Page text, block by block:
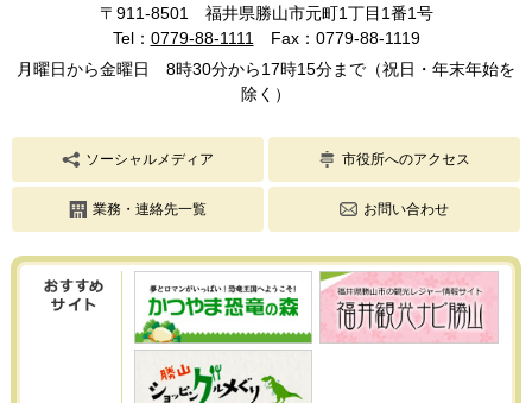
〒911-8501 福井県勝山市元町1丁目1番1号
Tel： 0779-88-1111Fax：0779-88-1119
月曜日から金曜日 8時30分から17時15分まで（祝日・年末年始を
除く）
ソーシャルメディア 市役所へのアクセス
業務・連絡先一覧 お問い合わせ